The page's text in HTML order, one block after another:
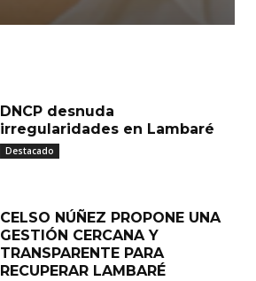
DNCP desnuda
irregularidades en Lambaré
Destacado
CELSO NÚÑEZ PROPONE UNA
GESTIÓN CERCANA Y
TRANSPARENTE PARA
RECUPERAR LAMBARÉ